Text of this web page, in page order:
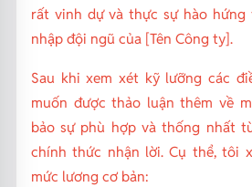
rất vinh dự và thực sự hào
nhập đội ngũ của [Tên Công ty].
Sau khi xem xét kỹ lưỡng các
muốn được thảo luận thêm về
bảo sự phù hợp và thống nhất
chính thức nhận lời. Cụ thể, tôi
mức lương cơ bản: